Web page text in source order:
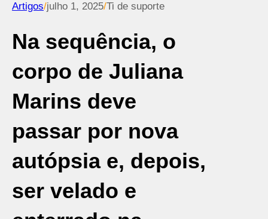
Artigos/julho 1, 2025/Ti de suporte
Na sequência, o
corpo de Juliana
Marins deve
passar por nova
autópsia e, depois,
ser velado e